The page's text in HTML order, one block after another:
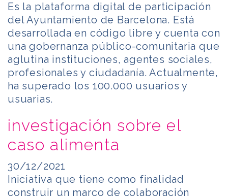
Es la plataforma digital de participación
del Ayuntamiento de Barcelona. Está
desarrollada en código libre y cuenta con
una gobernanza público-comunitaria que
aglutina instituciones, agentes sociales,
profesionales y ciudadanía. Actualmente,
ha superado los 100.000 usuarios y
usuarias.
investigación sobre el
caso alimenta
30/12/2021
Iniciativa que tiene como finalidad
construir un marco de colaboración